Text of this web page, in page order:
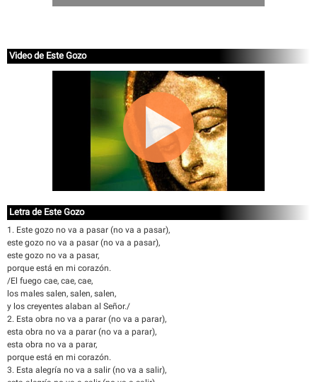
Video de Este Gozo
Letra de Este Gozo
1. Este gozo no va a pasar (no va a pasar),
este gozo no va a pasar (no va a pasar),
este gozo no va a pasar,
porque está en mi corazón.
/El fuego cae, cae, cae,
los males salen, salen, salen,
y los creyentes alaban al Señor./
2. Esta obra no va a parar (no va a parar),
esta obra no va a parar (no va a parar),
esta obra no va a parar,
porque está en mi corazón.
3. Esta alegría no va a salir (no va a salir),